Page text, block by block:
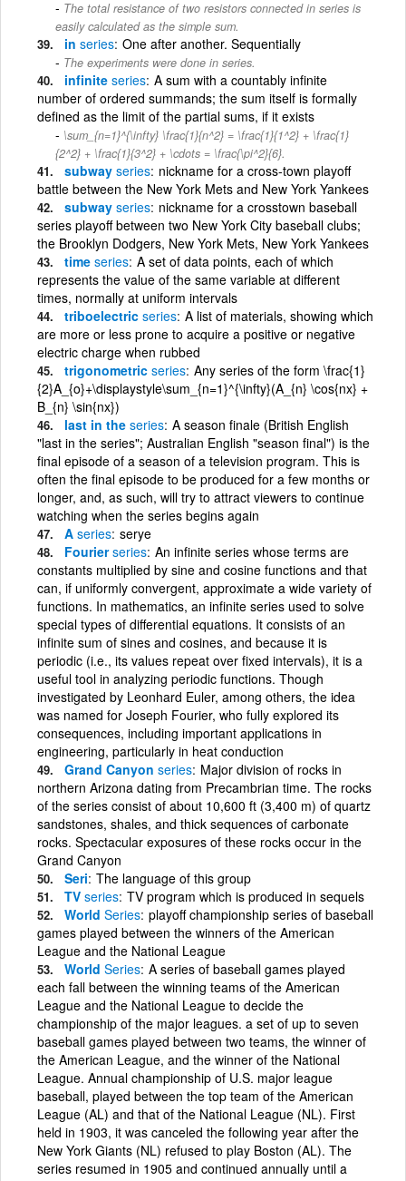
The total resistance of two resistors connected in series is
easily calculated as the simple sum.
in series One after another. Sequentially
The experiments were done in series.
infinite series A sum with a countably infinite
number of ordered summands; the sum itself is formally
defined as the limit of the partial sums, if it exists
\sum_{n=1}^{\infty} \frac{1}{n^2} = \frac{1}{1^2} + \frac{1}
{2^2} + \frac{1}{3^2} + \cdots = \frac{\pi^2}{6}.
subway series nickname for a cross-town playoff
battle between the New York Mets and New York Yankees
subway series nickname for a crosstown baseball
series playoff between two New York City baseball clubs;
the Brooklyn Dodgers, New York Mets, New York Yankees
time series A set of data points, each of which
represents the value of the same variable at different
times, normally at uniform intervals
triboelectric series A list of materials, showing which
are more or less prone to acquire a positive or negative
electric charge when rubbed
trigonometric series Any series of the form \frac{1}
{2}A_{o}+\displaystyle\sum_{n=1}^{\infty}(A_{n} \cos{nx} +
B_{n} \sin{nx})
last in the series A season finale (British English
"last in the series"; Australian English "season final") is the
final episode of a season of a television program. This is
often the final episode to be produced for a few months or
longer, and, as such, will try to attract viewers to continue
watching when the series begins again
A series serye
Fourierseries An infinite series whose terms are
constants multiplied by sine and cosine functions and that
can, if uniformly convergent, approximate a wide variety of
functions. In mathematics, an infinite series used to solve
special types of differential equations. It consists of an
infinite sum of sines and cosines, and because it is
periodic (i.e., its values repeat over fixed intervals), it is a
useful tool in analyzing periodic functions. Though
investigated by Leonhard Euler, among others, the idea
was named for Joseph Fourier, who fully explored its
consequences, including important applications in
engineering, particularly in heat conduction
Grand Canyon series Major division of rocks in
northern Arizona dating from Precambrian time. The rocks
of the series consist of about 10,600 ft (3,400 m) of quartz
sandstones, shales, and thick sequences of carbonate
rocks. Spectacular exposures of these rocks occur in the
Grand Canyon
Seri The language of this group
TV series TV program which is produced in sequels
World Series playoff championship series of baseball
games played between the winners of the American
League and the National League
World Series A series of baseball games played
each fall between the winning teams of the American
League and the National League to decide the
championship of the major leagues. a set of up to seven
baseball games played between two teams, the winner of
the American League, and the winner of the National
League. Annual championship of U.S. major league
baseball, played between the top team of the American
League (AL) and that of the National League (NL). First
held in 1903, it was canceled the following year after the
New York Giants (NL) refused to play Boston (AL). The
series resumed in 1905 and continued annually until a